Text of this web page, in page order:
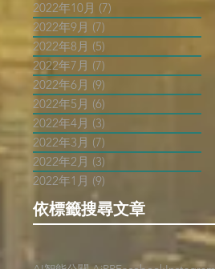
2022年10月 (7)
2022年9月 (7)
2022年8月 (5)
2022年7月 (7)
2022年6月 (9)
2022年5月 (6)
2022年4月 (3)
2022年3月 (7)
2022年2月 (3)
2022年1月 (9)
依標籤搜尋文章